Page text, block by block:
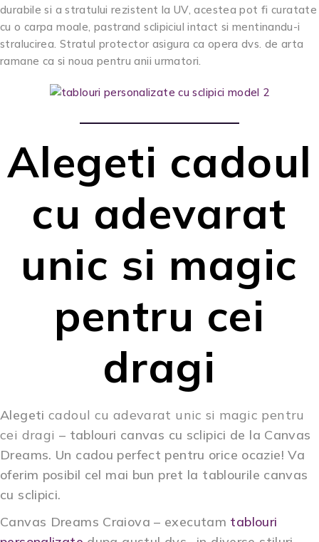
durabile si a stratului rezistent la UV, acestea pot fi curatate
cu o carpa moale, pastrand sclipiciul intact si mentinandu-i
stralucirea. Stratul protector asigura ca opera dvs. de arta
ramane ca si noua pentru anii urmatori.
Alegeti cadoul
cu adevarat
unic si magic
pentru cei
dragi
Alegeti cadoul cu adevarat unic si magic pentru
cei dragi – tablouri canvas cu sclipici de la Canvas
Dreams. Un cadou perfect pentru orice ocazie! Va
oferim posibil cel mai bun pret la tablourile canvas
cu sclipici.
Canvas Dreams Craiova – executam tablouri